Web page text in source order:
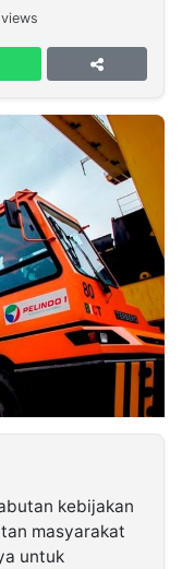
views
kebijakan
masyarakat
untuk